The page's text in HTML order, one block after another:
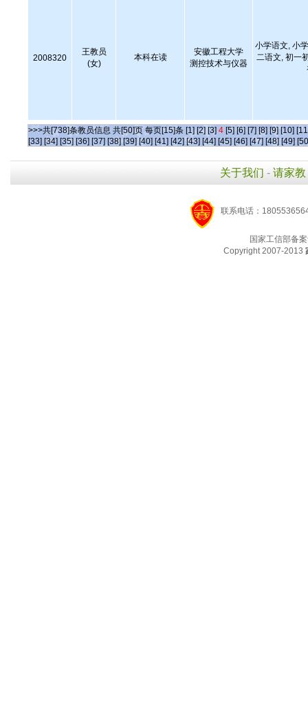
2008320
王教员
(女)
本科在读
安徽工程大学
测控技术与仪器
小学语文, 小
二语文, 初一
>>>共[738]条教员信息 共[50]页 每页[15]条 [1] [2] [3] 4 [5] [6] [7] [8] [9] [10]
[33] [34] [35] [36] [37] [38] [39] [40] [41] [42] [43] [44] [45] [46] [47] [48] [49]
关于我们 - 请家教
联系电话：
国家工信部备
Copyright 2007-2013